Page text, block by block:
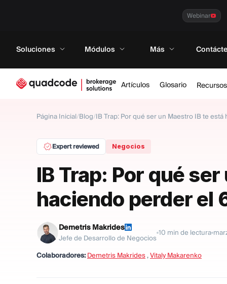
Webinar
Soluciones Módulos Más
Artículos Glosario Recursos
Página Inicial/Blog/IB Trap: Por qué ser un Maestro IB te
Expert reviewed Negocios
IB Trap: Por qué
haciendo perder el
Demetris Makrides
Jefe de Desarrollo de Negocios
10 min de lectura
Colaboradores: Demetris Makrides ,Vitaly Makarenko